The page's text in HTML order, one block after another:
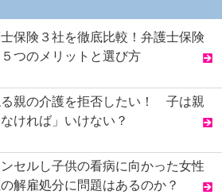
保険３社を徹底比較！弁護士保険
つのメリットと選び方
親の介護を拒否したい！ 子は親
ければ」いけない？
セルし子供の看病に向かった女性
解雇処分に問題はあるのか？